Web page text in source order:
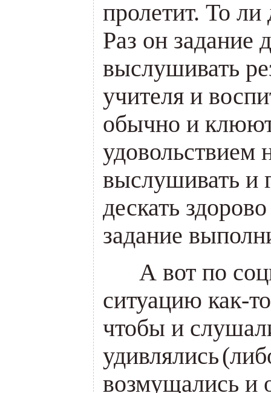
пролетит. То
Раз он задание
выслушивать
учителя и
обычно и
удовольствием
выслушивать и
дескать
задание
А вот по
ситуацию как-
чтобы и
удивлялись(
возмущались и